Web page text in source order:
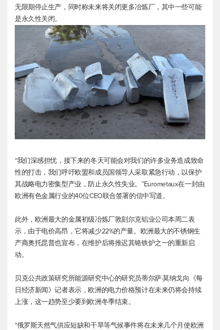
无限期停止生产，同时称未来将关闭更多冶炼厂，其中一些可能
是永久性关闭。
“我们深感担忧，接下来的冬天可能会对我们的许多业务造成致命
性的打击，我们呼吁欧盟和成员国领导人采取紧急行动，以保护
其战略电力密集型产业，防止永久性失业。”Eurometaux在一封由
欧洲有色金属行业的40位CEO联合签署的信中写道。
此外，欧洲最大的金属初级冶炼厂敦刻尔克铝业公司本周二表
示，由于电价高昂，它将减少22%的产量。欧洲最大的不锈钢生
产商奥托昆普也宣布，在维护后将推迟其铬铁炉之一的重新启
动。
贝克公共政策研究所能源研究中心的研究员蒂尔萨·莫纳戈向《每
日经济新闻》记者表示，欧洲的电力价格预计在未来仍将会持续
上涨，这一趋势至少要到欧洲冬季结束。
“俄罗斯天然气供应短缺和干旱等气候事件将在未来几个月使欧洲